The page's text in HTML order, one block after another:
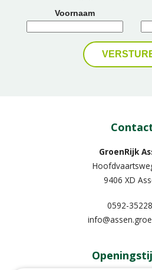
Voornaam
GroenRijk
9406 XD
0592-